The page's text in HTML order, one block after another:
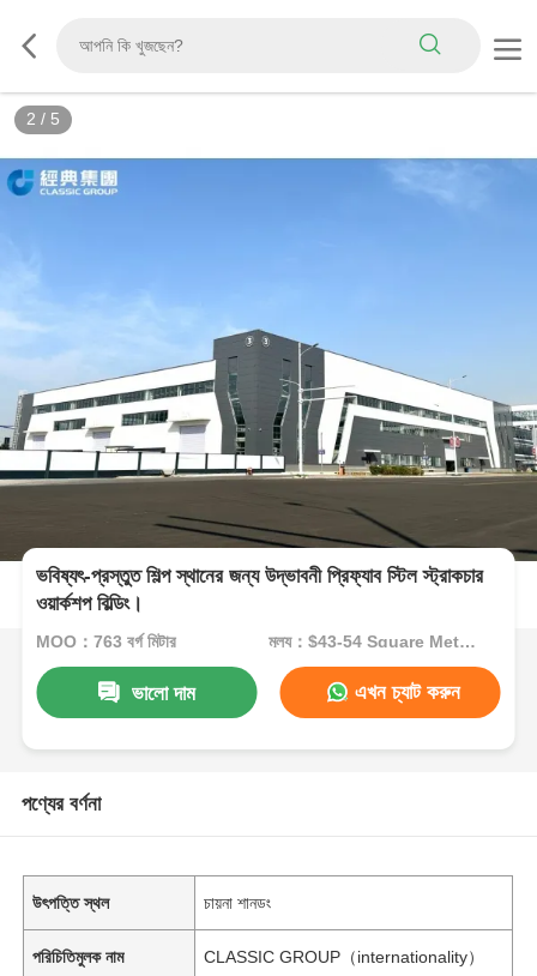
2 / 5
ভবিষ্যৎ-প্রস্তুত শিল্প স্থানের জন্য উদ্ভাবনী প্রিফ্যাব স্টিল স্ট্রাকচার
ওয়ার্কশপ বিল্ডিং।
MOQ：763 বর্গ মিটার মূল্য：$43-54 Square Meters
ভালো দাম এখন চ্যাট করুন
পণ্যের বর্ণনা
উৎপত্তি স্থল চায়না শানডং
পরিচিতিমুলক নাম CLASSIC GROUP（internationality）